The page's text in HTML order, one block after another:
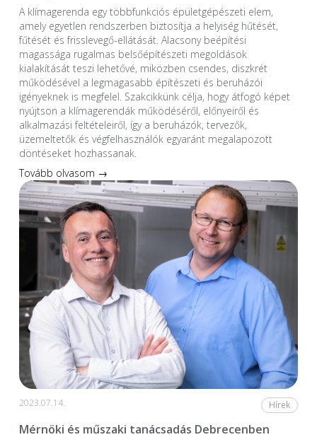
A klímagerenda egy többfunkciós épületgépészeti elem,
amely egyetlen rendszerben biztosítja a helyiség hűtését,
fűtését és frisslevegő-ellátását. Alacsony beépítési
magassága rugalmas belsőépítészeti megoldások
kialakítását teszi lehetővé, miközben csendes, diszkrét
működésével a legmagasabb építészeti és beruházói
igényeknek is megfelel. Szakcikkünk célja, hogy átfogó képet
nyújtson a klímagerendák működéséről, előnyeiről és
alkalmazási feltételeiről, így a beruházók, tervezők,
üzemeltetők és végfelhasználók egyaránt megalapozott
döntéseket hozhassanak.
Tovább olvasom →
2023.07.14. Hírek
Mérnöki és műszaki tanácsadás Debrecenben